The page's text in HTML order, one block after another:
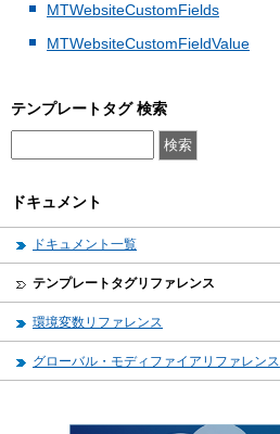
MTWebsiteCustomFields
MTWebsiteCustomFieldValue
テンプレートタグ 検索
ドキュメント
ドキュメント一覧
テンプレートタグリファレンス
環境変数リファレンス
グローバル・モディファイアリファレンス